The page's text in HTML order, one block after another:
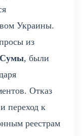
Украины.
из
Сумы, были
Отказ
переход к
реестрам